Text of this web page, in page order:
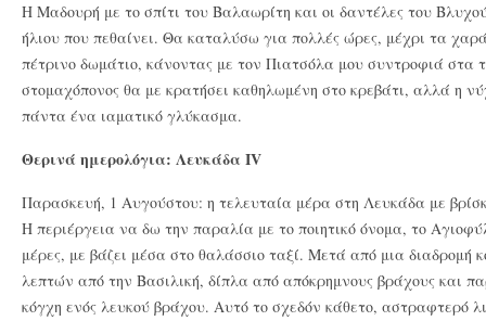
Η Μαδουρή με το σπίτι του Βαλαωρίτη και οι δαντέλες του
ήλιου που πεθαίνει. Θα καταλύσω για πολλές ώρες, μέχρι τα
πέτρινο δωμάτιο, κάνοντας με τον Πιατσόλα μου συντροφιά στα
στομαχόπονος θα με κρατήσει καθηλωμένη στο κρεβάτι, αλλά η
πάντα ένα ιαματικό γλύκασμα.
Θερινά ημερολόγια: Λευκάδα IV
Παρασκευή, 1 Αυγούστου: η τελευταία μέρα στη Λευκάδα με
Η περιέργεια να δω την παραλία με το ποιητικό όνομα, το
μέρες, με βάζει μέσα στο θαλάσσιο ταξί. Μετά από μια διαδρομή
λεπτών από την Βασιλική, δίπλα από απόκρημνους βράχους και
κόγχη ενός λευκού βράχου. Αυτό το σχεδόν κάθετο, αστραφτερό